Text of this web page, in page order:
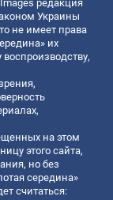
редакция
Украины
не имеет права
их
на этом
этого сайта,
но без
середина»
считаться: